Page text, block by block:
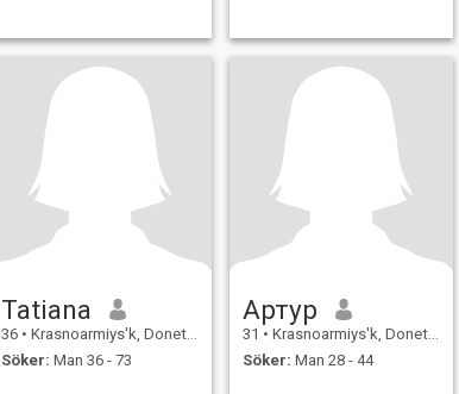
Tatiana
36 • Krasnoarmiys'k, Donets'k, Ukraina
Söker: Man 36 - 73
Артур
31 • Krasnoarmiys'k, Donets'k, Ukraina
Söker: Man 28 - 44